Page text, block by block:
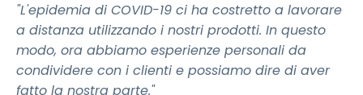
"L'epidemia di COVID-19 ci ha costretto a lavorare
a distanza utilizzando i nostri prodotti. In questo
modo, ora abbiamo esperienze personali da
condividere con i clienti e possiamo dire di aver
fatto la nostra parte."